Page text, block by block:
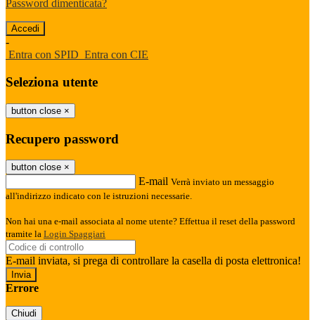
Password dimenticata?
-
Entra con SPID Entra con CIE
Seleziona utente
button close ×
Recupero password
button close ×
E-mail Verrà inviato un messaggio
all'indirizzo indicato con le istruzioni necessarie.
Non hai una e-mail associata al nome utente? Effettua il reset della password
tramite la Login Spaggiari
E-mail inviata, si prega di controllare la casella di posta elettronica!
Errore
Chiudi